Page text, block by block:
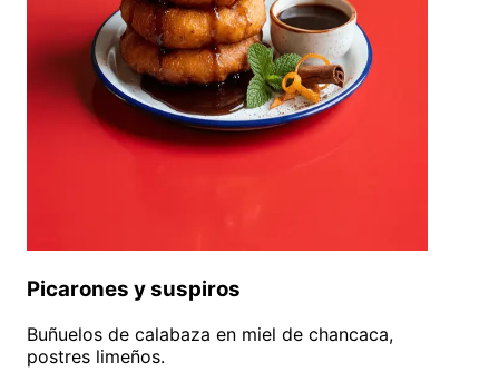
Picarones y suspiros
Buñuelos de calabaza en miel de chancaca,
postres limeños.